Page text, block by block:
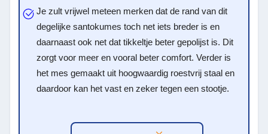
Je zult vrijwel meteen merken dat de rand van dit
degelijke santokumes toch net iets breder is en
daarnaast ook net dat tikkeltje beter gepolijst is. Dit
zorgt voor meer en vooral beter comfort. Verder is
het mes gemaakt uit hoogwaardig roestvrij staal en
daardoor kan het vast en zeker tegen een stootje.